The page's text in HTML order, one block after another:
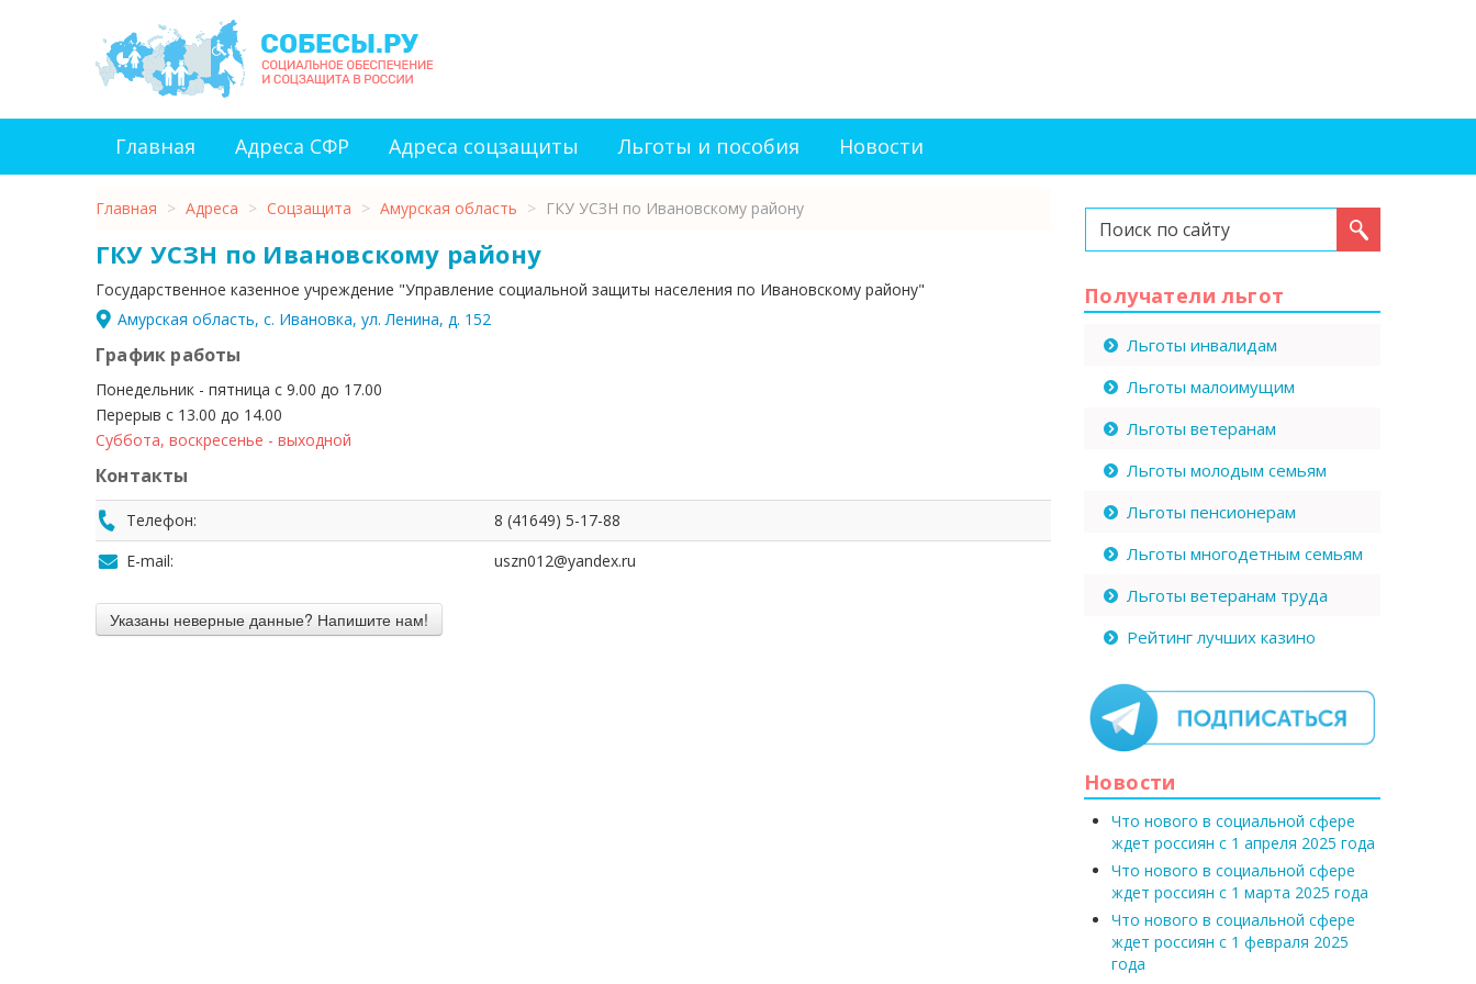
Главная Адреса СФР Адреса соцзащиты Льготы и пособия Новости
Главная > Адреса > Соцзащита > Амурская область > ГКУ УСЗН по Ивановскому району
ГКУ УСЗН по Ивановскому району
Государственное казенное учреждение "Управление социальной защиты населения по Ивановскому району"
Амурская область, с. Ивановка, ул. Ленина, д. 152
График работы
Понедельник - пятница с 9.00 до 17.00
Перерыв с 13.00 до 14.00
Суббота, воскресенье - выходной
Контакты
Телефон:
8 (41649) 5-17-88
E-mail:
uszn012@yandex.ru
Искать...
Получатели льгот
Льготы инвалидам
Льготы малоимущим
Льготы ветеранам
Льготы молодым семьям
Льготы пенсионерам
Льготы многодетным семьям
Льготы ветеранам труда
Рейтинг лучших казино
Новости
Что нового в социальной сфере
ждет россиян с 1 апреля 2025 года
Что нового в социальной сфере
ждет россиян с 1 марта 2025 года
Что нового в социальной сфере
ждет россиян с 1 февраля 2025
года